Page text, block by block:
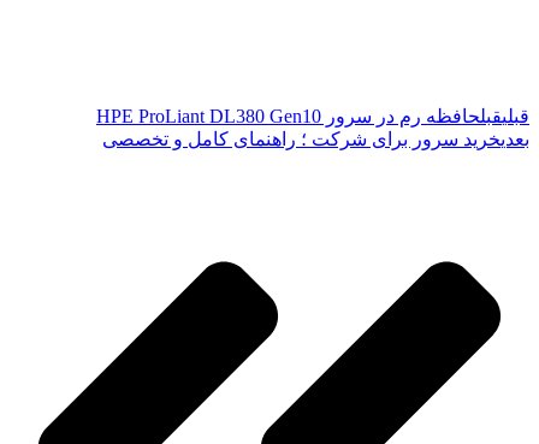
قبلیقبلحافظه رم در سرور HPE ProLiant DL380 Gen10
بعدیخرید سرور برای شرکت ؛ راهنمای کامل و تخصصی